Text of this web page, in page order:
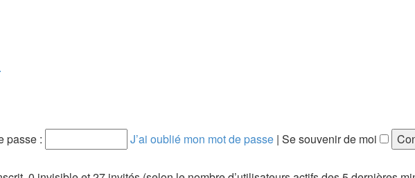
passe : J’ai oublié mon mot de passe | Se souvenir de moi